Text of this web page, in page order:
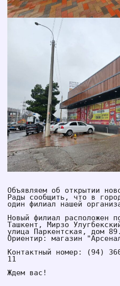
Объявляем об открытии
Рады сообщить, что в
Новый филиал расположен
Ташкент, Мирзо
улица Паркентская, дом 89.
Ориентир: магазин
Контактный номер: (94)
11
Ждем вас!